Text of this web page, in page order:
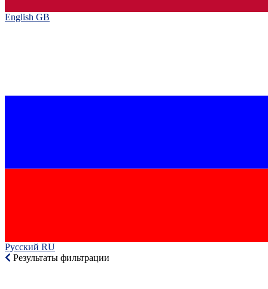
English GB‎
Русский RU‎
Результаты фильтрации